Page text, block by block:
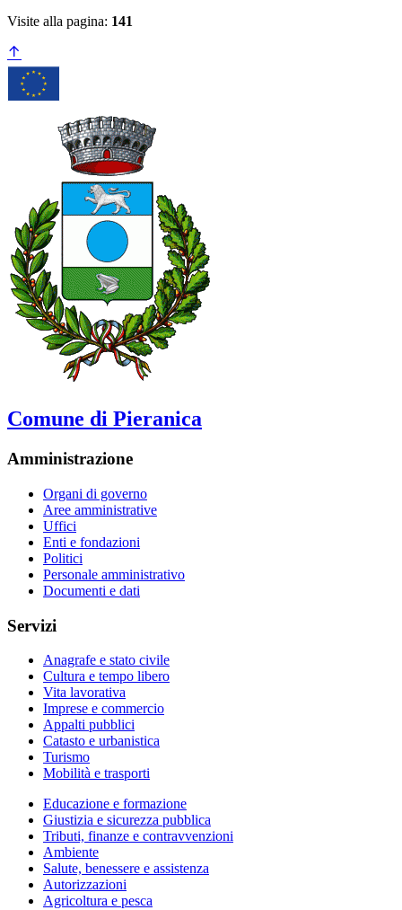
Visite alla pagina: 141
Comune di Pieranica
Amministrazione
Organi di governo
Aree amministrative
Uffici
Enti e fondazioni
Politici
Personale amministrativo
Documenti e dati
Servizi
Anagrafe e stato civile
Cultura e tempo libero
Vita lavorativa
Imprese e commercio
Appalti pubblici
Catasto e urbanistica
Turismo
Mobilità e trasporti
Educazione e formazione
Giustizia e sicurezza pubblica
Tributi, finanze e contravvenzioni
Ambiente
Salute, benessere e assistenza
Autorizzazioni
Agricoltura e pesca